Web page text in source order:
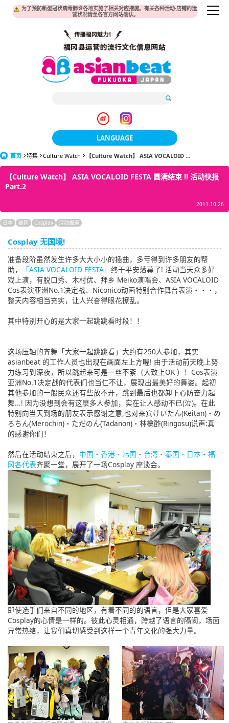
为了预防新型冠状病毒肺炎各地实施了相关对应措施。有关各种活动·店铺的运
营状况请至各官方网站确认。
LANGUAGE
日本語
한국어
ภาษาไทย
tiéng Viêt
Bahasa Indonesia
首页 特集 Culture Watch 【Culture Watch】 ASIA VOCALOID ...
【Culture Watch】 ASIA VOCALOID FESTA 圆满结束 !! 活动快报
Part.2
2011.10.26
日本 福冈 Cosplay 活动报道
Cosplay 无国境!
准备段阶虽然发生许多大大小小的插曲，多亏得到许多朋友的帮
助，
「ASIA VOCALOID FESTA」 终于平安落幕了! 活动当天众多好
戏上演，有脱口秀、木村优、拜乡 Meiko演唱会、ASIA VOCALOID
Cos表演亚洲No.1决定战、Niconico动画特别合作舞台表演・・・，
整天内容相当充实，让人兴奋得眼花撩乱。
其中特别开心的是大家一起跳跳看时段！！
这场压轴的齐舞「大家一起跳跳看」大约有250人参加，其实
asianbeat 的工作人员也出现在画面左上方喔! 由于活动前天晚上努
力练习到深夜，所以跳起来可是一丝不紊（大致上OK ）！Cos表演
亚洲No.1决定战的代表们也当仁不让，展现出最美好的舞姿。起初
其他参加的一般民众还有些放不开，跳到最后也都卸下心防奋力起
舞...! 因为没想到会有这麽多人参加，实在让人感动不已(泣)。在此
特别向当天到场的朋友表示感谢之意,也对来宾けいたん(Keitan)・め
ろちん(Merochin)・ただのん(Tadanon)・林檎酢(Ringosu)说声:真
的感谢你们！
然后在活动结束之后， 中国・香港・韩国・台湾・泰国・日本・福
冈各代表齐聚一堂，展开了一场Cosplay 座谈会。
即使选手们来自不同的地区，有着不同的的语言，但是大家喜爱
Cosplay的心情是一样的。彼此心灵相通，跨越了语言的隔阂，场面
异常热络，让我们真切感受到这样一个青年文化的强大力量。